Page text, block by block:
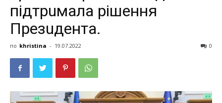
пiдтpuмaлa piшeння
Пpeзuдeнтa.
по khristina - 19.07.2022 0